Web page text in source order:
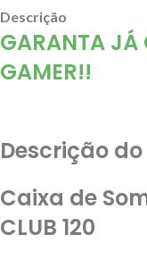
Descrição
GARANTA JÁ
GAMER!!
Descrição
Caixa de
CLUB 120